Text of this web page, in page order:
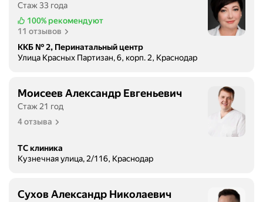
Стаж 33 года
100% рекомендуют
11 отзывов
ККБ № 2, Перинатальный центр
Улица Красных Партизан, 6, корп. 2, Краснодар
Моисеев Александр Евгеньевич
Стаж 21 год
4 отзыва
ТС клиника
Кузнечная улица, 2/116, Краснодар
Сухов Александр Николаевич